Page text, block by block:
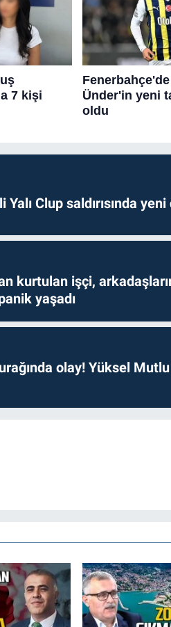
Clup saldırısında
kurtulan işçi,
yaşadı
olay! Yüksel